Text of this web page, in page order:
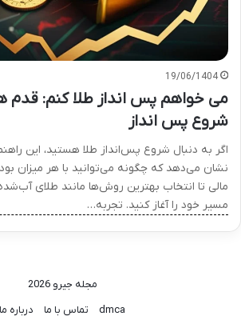
19/06/1404
می خواهم پس انداز طلا کنم: قدم
شروع پس انداز
اگر به دنبال شروع پس‌انداز طلا هستید، این
نشان می‌دهد که چگونه می‌توانید با هر میزان
مالی تا انتخاب بهترین روش‌ها مانند طلای
مسیر خود را آغاز کنید. تجربه…
مجله جیرو 2026
dmca
تماس با ما درباره ما